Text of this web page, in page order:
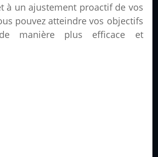
à un ajustement proactif de vos
pouvez atteindre vos objectifs
manière plus efficace et